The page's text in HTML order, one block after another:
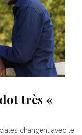
très «
changent avec le